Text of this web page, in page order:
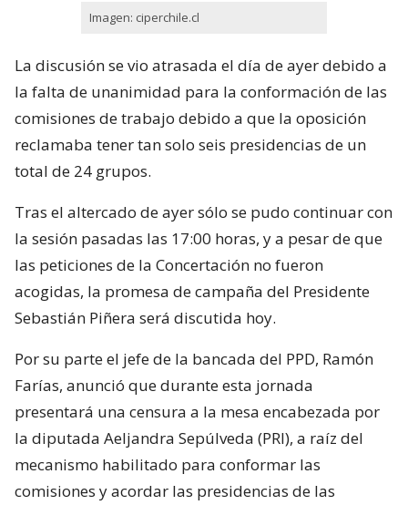
Imagen: ciperchile.cl
La discusión se vio atrasada el día de ayer debido a
la falta de unanimidad para la conformación de las
comisiones de trabajo debido a que la oposición
reclamaba tener tan solo seis presidencias de un
total de 24 grupos.
Tras el altercado de ayer sólo se pudo continuar con
la sesión pasadas las 17:00 horas, y a pesar de que
las peticiones de la Concertación no fueron
acogidas, la promesa de campaña del Presidente
Sebastián Piñera será discutida hoy.
Por su parte el jefe de la bancada del PPD, Ramón
Farías, anunció que durante esta jornada
presentará una censura a la mesa encabezada por
la diputada Aeljandra Sepúlveda (PRI), a raíz del
mecanismo habilitado para conformar las
comisiones y acordar las presidencias de las